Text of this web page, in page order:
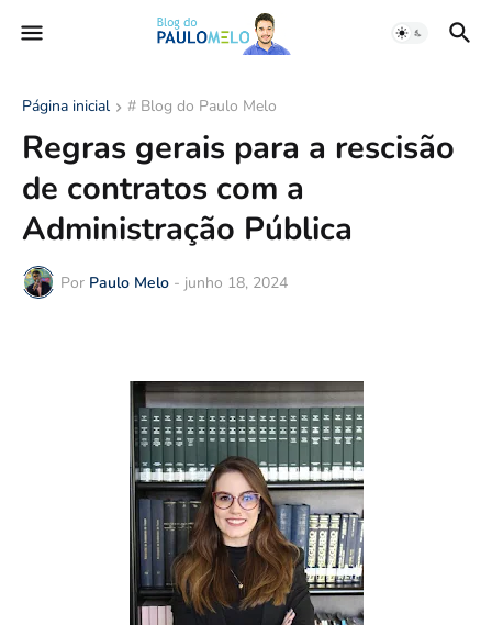
Página inicial # Blog do Paulo Melo
Regras gerais para a rescisão
de contratos com a
Administração Pública
Por Paulo Melo - junho 18, 2024